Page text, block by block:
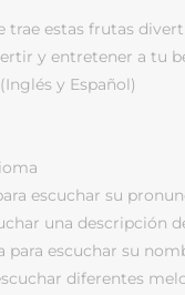
trae estas frutas
y entretener a tu
y Español)
escuchar su
una descripción
para escuchar su
diferentes